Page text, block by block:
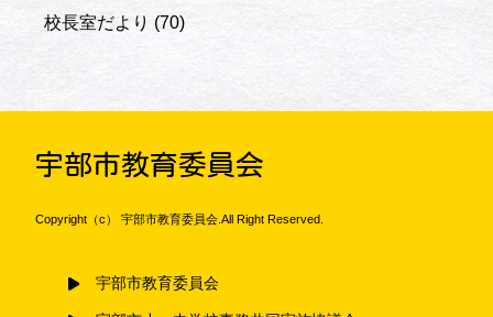
校長室だより (70)
宇部市教育委員会
Copyright（c） 宇部市教育委員会.All Right Reserved.
宇部市教育委員会